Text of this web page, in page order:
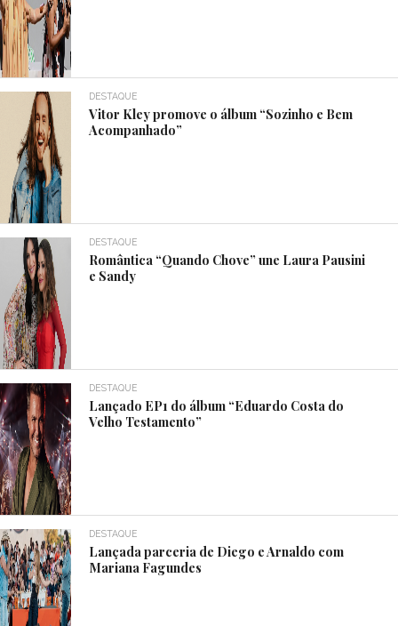
DESTAQUE
Vitor Kley promove o álbum “Sozinho e Bem
Acompanhado”
DESTAQUE
Romântica “Quando Chove” une Laura Pausini
e Sandy
DESTAQUE
Lançado EP1 do álbum “Eduardo Costa do
Velho Testamento”
DESTAQUE
Lançada parceria de Diego e Arnaldo com
Mariana Fagundes